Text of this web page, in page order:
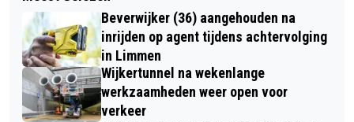
BOEREN MET TREKKERS VAN
BEVERWIJK NAAR PROVINCIEHUIS
HAARLEM
NIEUWE SERIE ‘LAPPA IN HET BOS’
GEPRESENTEERD
Beverwijker (36) aangehouden na
inrijden op agent tijdens achtervolging
in Limmen
Wijkertunnel na wekenlange
werkzaamheden weer open voor
verkeer